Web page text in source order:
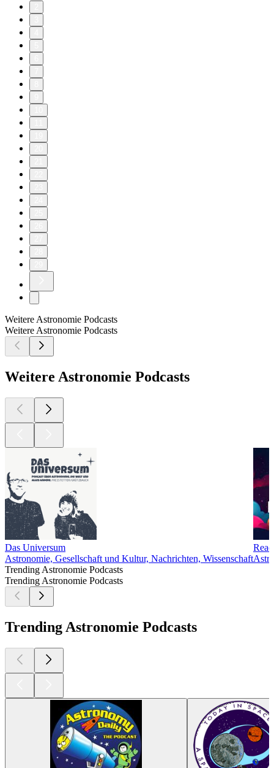
Weitere Astronomie Podcasts
Weitere Astronomie Podcasts
Weitere Astronomie Podcasts
Das Universum
Astronomie, Gesellschaft und Kultur, Nachrichten, Wissenschaft
Trending Astronomie Podcasts
Trending Astronomie Podcasts
Trending Astronomie Podcasts